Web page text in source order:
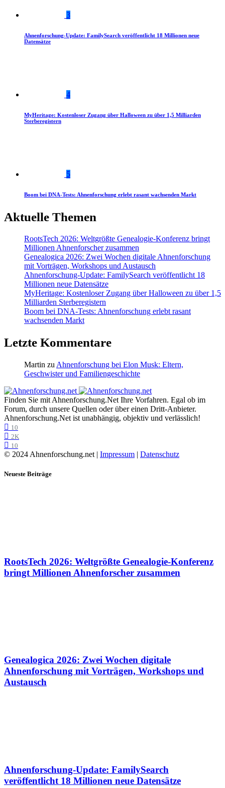
3
Ahnenforschung-Update: FamilySearch veröffentlicht 18 Millionen neue
Datensätze
4
MyHeritage: Kostenloser Zugang über Halloween zu über 1,5 Milliarden
Sterberegistern
5
Boom bei DNA-Tests: Ahnenforschung erlebt rasant wachsenden Markt
Aktuelle Themen
RootsTech 2026: Weltgrößte Genealogie-Konferenz bringt
Millionen Ahnenforscher zusammen
Genealogica 2026: Zwei Wochen digitale Ahnenforschung
mit Vorträgen, Workshops und Austausch
Ahnenforschung-Update: FamilySearch veröffentlicht 18
Millionen neue Datensätze
MyHeritage: Kostenloser Zugang über Halloween zu über 1,5
Milliarden Sterberegistern
Boom bei DNA-Tests: Ahnenforschung erlebt rasant
wachsenden Markt
Letzte Kommentare
Martin zu Ahnenforschung bei Elon Musk: Eltern,
Geschwister und Familiengeschichte
Finden Sie mit Ahnenforschung.Net Ihre Vorfahren. Egal ob im
Forum, durch unsere Quellen oder über einen Dritt-Anbieter.
Ahnenforschung.Net ist unabhängig, objektiv und verlässlich!
10
2K
10
© 2024 Ahnenforschung.net | Impressum | Datenschutz
Neueste Beiträge
RootsTech 2026: Weltgrößte Genealogie-Konferenz
bringt Millionen Ahnenforscher zusammen
Genealogica 2026: Zwei Wochen digitale
Ahnenforschung mit Vorträgen, Workshops und
Austausch
Ahnenforschung-Update: FamilySearch
veröffentlicht 18 Millionen neue Datensätze